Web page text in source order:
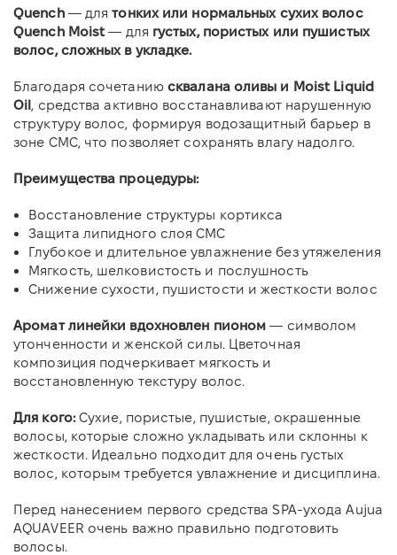
Quench— длятонких или нормальных сухих волос
Quench Moist— для густых, пористых или пушистых
волос, сложных в укладке.
Благодаря сочетанию сквалана оливы и Moist Liquid
Oil, средства активно восстанавливают нарушенную
структуру волос, формируя водозащитный барьер в
зоне CMC, что позволяет сохранять влагу надолго.
Преимущества процедуры:
Восстановление структуры кортикса
Защита липидного слоя CMC
Глубокое и длительное увлажнение без утяжеления
Мягкость, шелковистость и послушность
Снижение сухости, пушистости и жесткости волос
Аромат линейки вдохновлен пионом — символом
утонченности и женской силы. Цветочная
композиция подчеркивает мягкость и
восстановленную текстуру волос.
Для кого:Сухие, пористые, пушистые, окрашенные
волосы, которые сложно укладывать или склонны к
жесткости. Идеально подходит для очень густых
волос, которым требуется увлажнение и дисциплина.
Перед нанесением первого средства SPA-ухода Aujua
AQUAVEER очень важно правильно подготовить
волосы.